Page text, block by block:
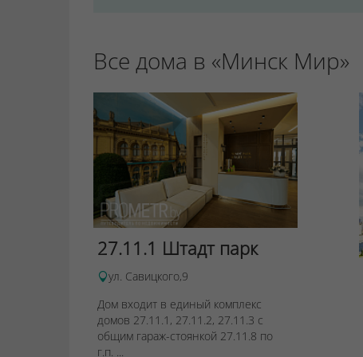
Все дома в «Минск Мир»
27.11.1 Штадт парк
ул. Савицкого,9
Дом входит в единый комплекс
домов 27.11.1, 27.11.2, 27.11.3 с
общим гараж-стоянкой 27.11.8 по
г.п. ...